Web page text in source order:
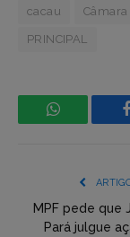
cacau
PRINCIPAL
WhatsApp
MPF pede que
Pará julgue